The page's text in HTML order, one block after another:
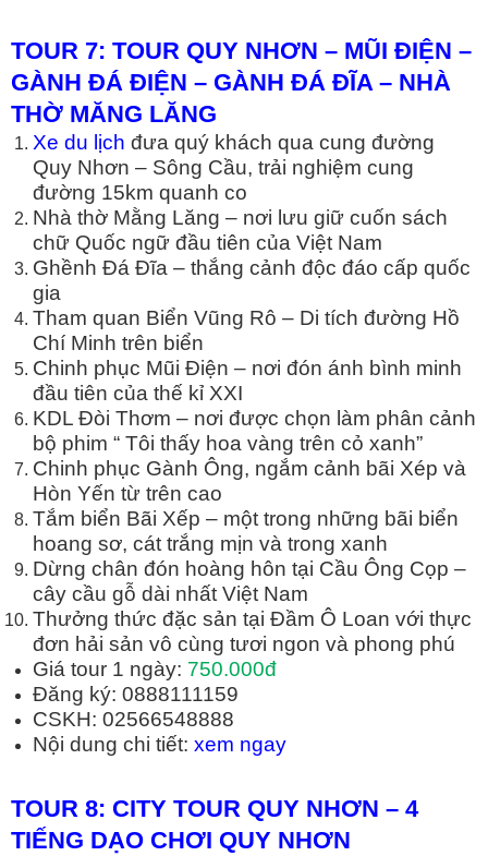
TOUR 7: TOUR QUY NHƠN – MŨI ĐIỆN –
GÀNH ĐÁ ĐIỆN – GÀNH ĐÁ ĐĨA – NHÀ
THỜ MĂNG LĂNG
Xe du lịch đưa quý khách qua cung đường
Quy Nhơn – Sông Cầu, trải nghiệm cung
đường 15km quanh co
Nhà thờ Mằng Lăng – nơi lưu giữ cuốn sách
chữ Quốc ngữ đầu tiên của Việt Nam
Ghềnh Đá Đĩa – thắng cảnh độc đáo cấp quốc
gia
Tham quan Biển Vũng Rô – Di tích đường Hồ
Chí Minh trên biển
Chinh phục Mũi Điện – nơi đón ánh bình minh
đầu tiên của thế kỉ XXI
KDL Đòi Thơm – nơi được chọn làm phân cảnh
bộ phim “ Tôi thấy hoa vàng trên cỏ xanh”
Chinh phục Gành Ông, ngắm cảnh bãi Xép và
Hòn Yến từ trên cao
Tắm biển Bãi Xếp – một trong những bãi biển
hoang sơ, cát trắng mịn và trong xanh
Dừng chân đón hoàng hôn tại Cầu Ông Cọp –
cây cầu gỗ dài nhất Việt Nam
Thưởng thức đặc sản tại Đầm Ô Loan với thực
đơn hải sản vô cùng tươi ngon và phong phú
Giá tour 1 ngày: 750.000đ
Đăng ký: 0888111159
CSKH: 02566548888
Nội dung chi tiết: xem ngay
TOUR 8: CITY TOUR QUY NHƠN – 4
TIẾNG DẠO CHƠI QUY NHƠN